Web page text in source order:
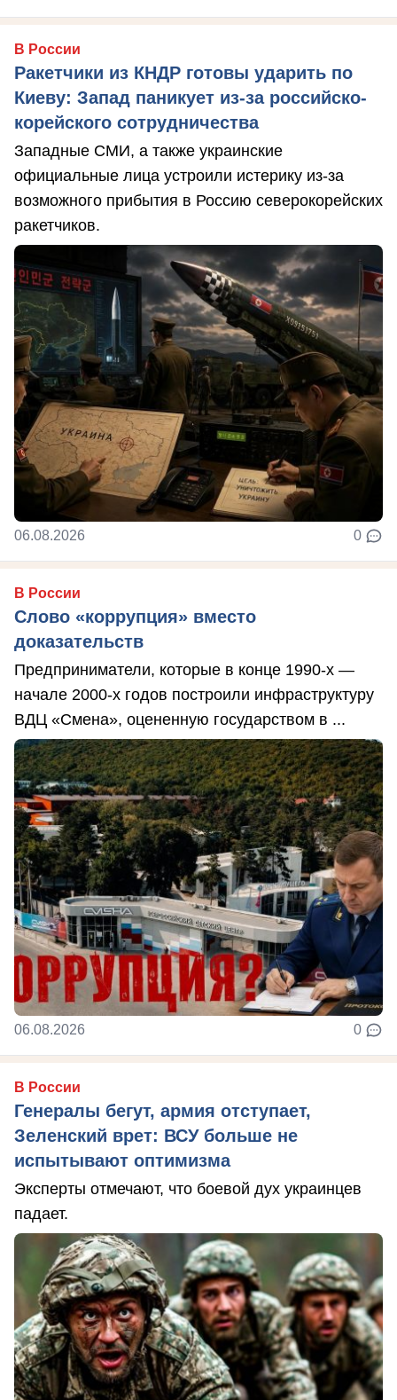
В России
Ракетчики из КНДР готовы ударить по
Киеву: Запад паникует из-за российско-
корейского сотрудничества
Западные СМИ, а также украинские
официальные лица устроили истерику из-за
возможного прибытия в Россию северокорейских
ракетчиков.
06.08.2026 0
В России
Слово «коррупция» вместо
доказательств
Предприниматели, которые в конце 1990-х —
начале 2000-х годов построили инфраструктуру
ВДЦ «Смена», оцененную государством в ...
06.08.2026 0
В России
Генералы бегут, армия отступает,
Зеленский врет: ВСУ больше не
испытывают оптимизма
Эксперты отмечают, что боевой дух украинцев
падает.